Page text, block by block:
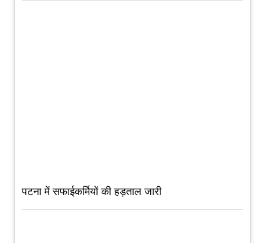
पटना में सफाईकर्मियों की हड़ताल जारी